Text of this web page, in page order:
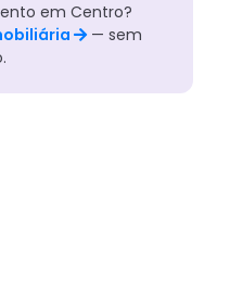
em Centro?
— sem